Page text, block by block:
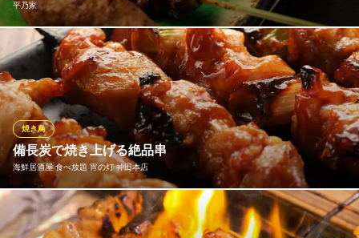
鳥酎 神田・大手町店
お酒も自慢の炭火焼鳥店
地下鉄丸ノ内線大手町駅 徒歩5分
東京都千代田区内神田1-5-6 小山第二ビル1F
平乃家
当店の料理人は焼き鳥職人歴30年の腕利きの職人。厳選された上
質な食材と独自の調理法を駆使し、新しい焼き鳥の世界をご提供
いたします。塩も料理人の独自ブレンドで、他ではなかなか味わ
えないような味付けに。伝統と革新を兼ね備え、味とサービスに
こだわり抜いた新しい焼き鳥の世界にぜひご期待ください。
※こちらは夜のみのこだわりです。
平乃家
焼き鳥
地下鉄丸ノ内線淡路町駅 徒歩2分
東京都千代田区神田須田町1-17-8 1F
備長炭で焼き上げる絶品串
海鮮居酒屋 食べ放題 宵の灯 神田本店
焼き鳥
厳選した国産鶏を使用し、備長炭で一本一本丁寧に焼き上げる自
慢の焼き鳥。高温で一気に焼き上げることで、外はカリッと香ば